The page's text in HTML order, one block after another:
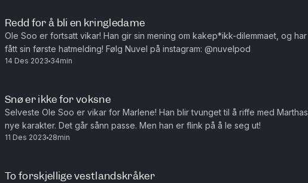
Redd for å bli en kringledame
Ole Soo er fortsatt vikar! Han gir sin mening om kakep*ikk-dilemmaet, og har
fått sin første hatmelding! Følg Nuvel på instagram: @nuvelpod
14 Des 2023 34min
Snø er ikke for voksne
Selveste Ole Soo er vikar for Marlene! Han blir tvunget til å riffe med Marthas
nye karakter. Det går sånn passe. Men han er flink på å le seg ut!
11 Des 2023 28min
To forskjellige vestlandskråker